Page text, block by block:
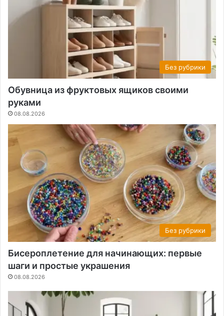
Без рубрики
Обувница из фруктовых ящиков своими
руками
08.08.2026
Без рубрики
Бисероплетение для начинающих: первые
шаги и простые украшения
08.08.2026